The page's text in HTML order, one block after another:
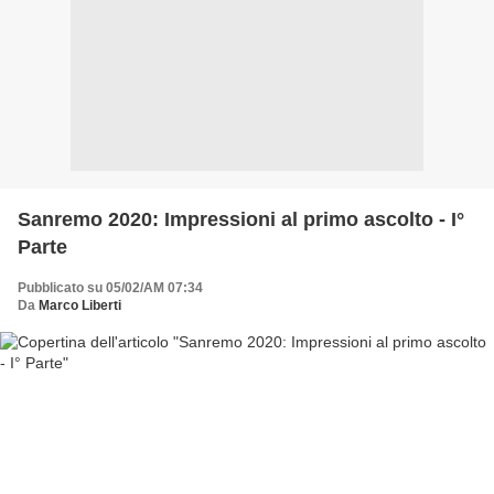
Sanremo 2020: Impressioni al primo ascolto - I°
Parte
Pubblicato su 05/02/AM 07:34
Da Marco Liberti